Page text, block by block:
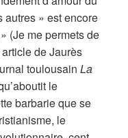
autres » est encore
(Je me permets de
de Jaurès
toulousainLa
le
barbarie que se
le